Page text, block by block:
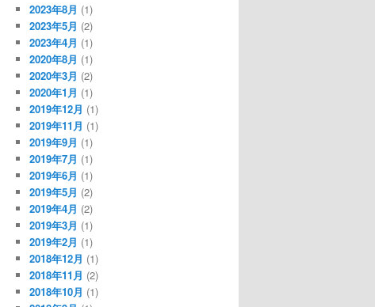
2023年8月 (1)
2023年5月 (2)
2023年4月 (1)
2020年8月 (1)
2020年3月 (2)
2020年1月 (1)
2019年12月 (1)
2019年11月 (1)
2019年9月 (1)
2019年7月 (1)
2019年6月 (1)
2019年5月 (2)
2019年4月 (2)
2019年3月 (1)
2019年2月 (1)
2018年12月 (1)
2018年11月 (2)
2018年10月 (1)